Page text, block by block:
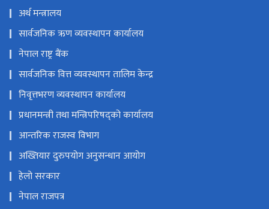
अर्थ मन्त्रालय
सार्वजनिक ऋण व्यवस्थापन कार्यालय
नेपाल राष्ट्र बैंक
सार्वजनिक वित्त व्यवस्थापन तालिम केन्द्र
निवृत्तभरण व्यवस्थापन कार्यालय
प्रधानमन्त्री तथा मन्त्रिपरिषद्को कार्यालय
आन्तरिक राजस्व विभाग
अख्तियार दुरुपयोग अनुसन्धान आयोग
हेलो सरकार
नेपाल राजपत्र